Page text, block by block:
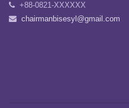
Alampur, Sylhet.
+88-0821-XXXXXX